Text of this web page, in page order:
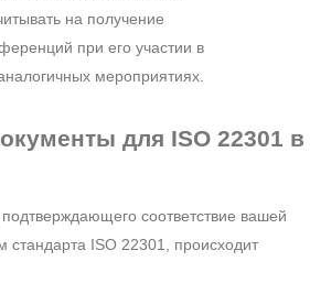
на получение
при его участии в
мероприятиях.
для ISO 22301 в
соответствие вашей
стандарта ISO 22301, происходит